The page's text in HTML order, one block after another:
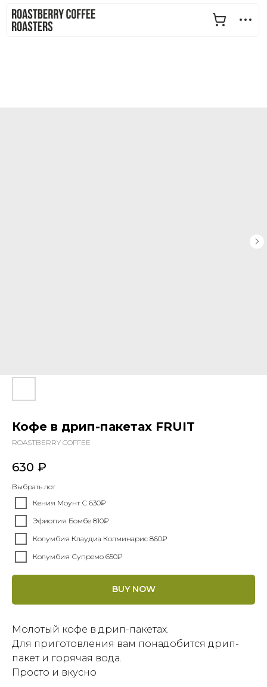
Кофе в дрип-пакетах FRUIT
ROASTBERRY COFFEE
630 ₽
Выбрать лот
Кения Моунт С 630₽
Эфиопия Бомбе 810₽
Колумбия Клаудиа Колминарис 860₽
Колумбия Супремо 650₽
BUY NOW
Молотый кофе в дрип-пакетах.
Для приготовления вам понадобится дрип-
пакет и горячая вода.
Просто и вкусно